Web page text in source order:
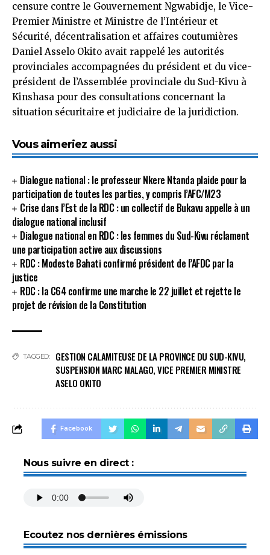
censure contre le Gouvernement Ngwabidje, le Vice-
Premier Ministre et Ministre de l’Intérieur et
Sécurité, décentralisation et affaires coutumières
Daniel Asselo Okito avait rappelé les autorités
provinciales accompagnées du président et du vice-
président de l’Assemblée provinciale du Sud-Kivu à
Kinshasa pour des consultations concernant la
situation sécuritaire et judiciaire de la juridiction.
Vous aimeriez aussi
Dialogue national : le professeur Nkere Ntanda plaide pour la
participation de toutes les parties, y compris l’AFC/M23
Crise dans l’Est de la RDC : un collectif de Bukavu appelle à un
dialogue national inclusif
Dialogue national en RDC : les femmes du Sud-Kivu réclament
une participation active aux discussions
RDC : Modeste Bahati confirmé président de l’AFDC par la
justice
RDC : la C64 confirme une marche le 22 juillet et rejette le
projet de révision de la Constitution
TAGGED: GESTION CALAMITEUSE DE LA PROVINCE DU SUD-KIVU,
SUSPENSION MARC MALAGO,VICE PREMIER MINISTRE
ASELO OKITO
Facebook
Nous suivre en direct :
Ecoutez nos dernières émissions